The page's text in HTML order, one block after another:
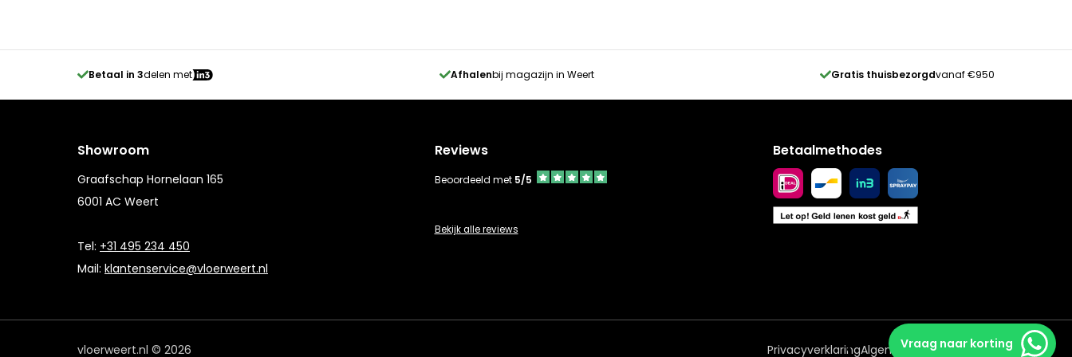
Betaal in 3delen met Afhalenbij magazijn in Weert Gratis thuisbezorgdvanaf €950
Vraag naar korting
Showroom
Graafschap Hornelaan 165
6001 AC Weert
Tel: +31 495 234 450
Mail: klantenservice@vloerweert.nl
Reviews
Beoordeeld met 5/5
Bekijk alle reviews
Betaalmethodes
vloerweert.nl © 2026 PrivacyverklaringAlgemene voorwaarden